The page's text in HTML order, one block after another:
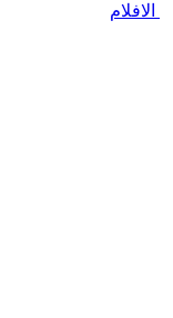
الافلام